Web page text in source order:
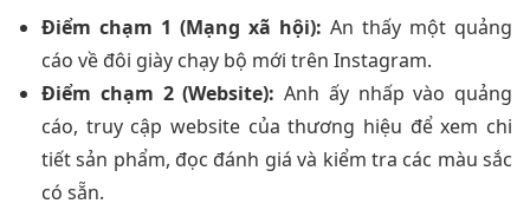
Điểm chạm 1 (Mạng xã hội): An thấy một quảng
cáo về đôi giày chạy bộ mới trên Instagram.
Điểm chạm 2 (Website): Anh ấy nhấp vào quảng
cáo, truy cập website của thương hiệu để xem chi
tiết sản phẩm, đọc đánh giá và kiểm tra các màu sắc
có sẵn.